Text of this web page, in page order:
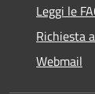
Leggi le
Richiesta
Webmail